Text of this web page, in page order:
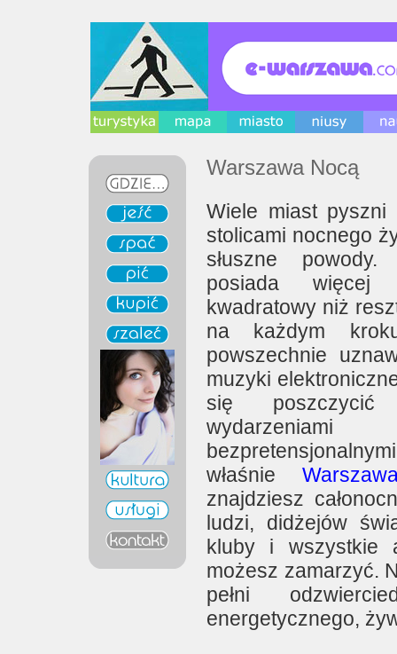
Warszawa Nocą
Wiele miast
stolicami nocnego
słuszne
posiada
kwadratowy niż
na każdym
powszechnie
muzyki
się poszczycić
właśnie
znajdziesz
ludzi, didżejów
kluby i wszystkie
możesz zamarzyć.
pełni
energetycznego,